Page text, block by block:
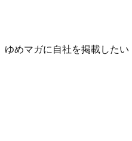
ゆめマガに自社を掲載したい